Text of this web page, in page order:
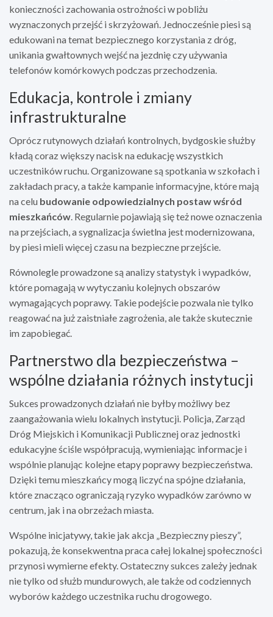
konieczności zachowania ostrożności w pobliżu
wyznaczonych przejść i skrzyżowań. Jednocześnie piesi są
edukowani na temat bezpiecznego korzystania z dróg,
unikania gwałtownych wejść na jezdnię czy używania
telefonów komórkowych podczas przechodzenia.
Edukacja, kontrole i zmiany
infrastrukturalne
Oprócz rutynowych działań kontrolnych, bydgoskie służby
kładą coraz większy nacisk na edukację wszystkich
uczestników ruchu. Organizowane są spotkania w szkołach i
zakładach pracy, a także kampanie informacyjne, które mają
na celu budowanie odpowiedzialnych postaw wśród
mieszkańców . Regularnie pojawiają się też nowe oznaczenia
na przejściach, a sygnalizacja świetlna jest modernizowana,
by piesi mieli więcej czasu na bezpieczne przejście.
Równolegle prowadzone są analizy statystyk i wypadków,
które pomagają w wytyczaniu kolejnych obszarów
wymagających poprawy. Takie podejście pozwala nie tylko
reagować na już zaistniałe zagrożenia, ale także skutecznie
im zapobiegać.
Partnerstwo dla bezpieczeństwa –
wspólne działania różnych instytucji
Sukces prowadzonych działań nie byłby możliwy bez
zaangażowania wielu lokalnych instytucji. Policja, Zarząd
Dróg Miejskich i Komunikacji Publicznej oraz jednostki
edukacyjne ściśle współpracują, wymieniając informacje i
wspólnie planując kolejne etapy poprawy bezpieczeństwa.
Dzięki temu mieszkańcy mogą liczyć na spójne działania,
które znacząco ograniczają ryzyko wypadków zarówno w
centrum, jak i na obrzeżach miasta.
Wspólne inicjatywy, takie jak akcja „Bezpieczny pieszy”,
pokazują, że konsekwentna praca całej lokalnej społeczności
przynosi wymierne efekty. Ostateczny sukces zależy jednak
nie tylko od służb mundurowych, ale także od codziennych
wyborów każdego uczestnika ruchu drogowego.